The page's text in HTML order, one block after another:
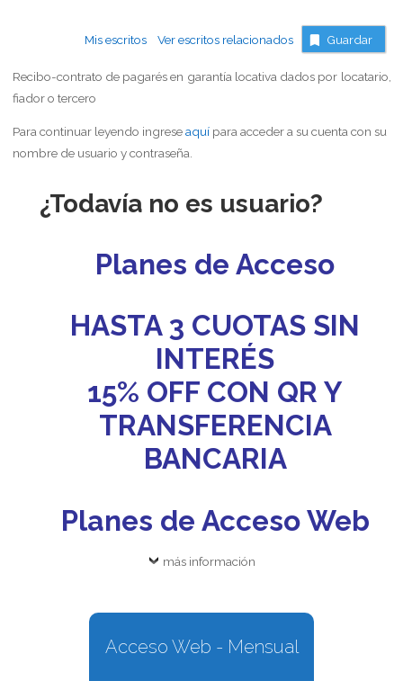
Mis escritos Ver escritos relacionados Guardar
Recibo-contrato de pagarés en garantía locativa dados por locatario,
fiador o tercero
Para continuar leyendo ingreseaquípara acceder a su cuenta con su
nombre de usuario y contraseña.
¿Todavía no es usuario?
Planes de Acceso
HASTA 3 CUOTAS SIN
INTERÉS
15% OFF CON QR Y
TRANSFERENCIA
BANCARIA
Planes de Acceso Web
más información
Acceso Web - Mensual